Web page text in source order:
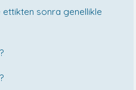
ettikten sonra genellikle